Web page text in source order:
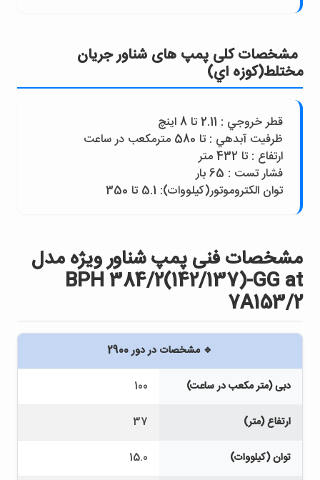
مشخصات کلی پمپ های شناور جريان
مختلط(کوزه اي)
قطر خروجي : 2.11 تا 8 اينچ
ظرفيت آبدهي : تا 580 مترمکعب در ساعت
ارتفاع : تا 432 متر
فشار تست : 65 بار
توان الکتروموتور(کيلووات): 5.1 تا 350
مشخصات فنی پمپ شناور ويژه مدل
BPH 384/2(142/137)-GG at
7A153/2
🔹 مشخصات در دور 2900
دبی (متر مکعب در ساعت) 100
ارتفاع (متر) 37
توان (کیلووات) 15.0